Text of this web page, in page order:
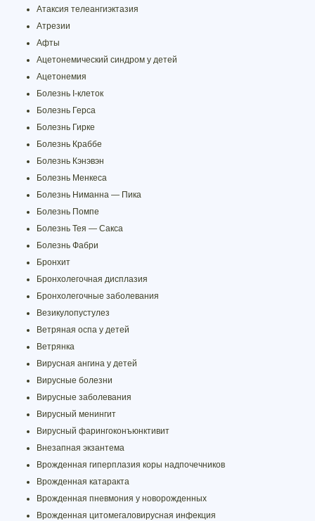
Атаксия телеангиэктазия
Атрезии
Афты
Ацетонемический синдром у детей
Ацетонемия
Болезнь I-клеток
Болезнь Герса
Болезнь Гирке
Болезнь Краббе
Болезнь Кэнэвэн
Болезнь Менкеса
Болезнь Ниманна — Пика
Болезнь Помпе
Болезнь Тея — Сакса
Болезнь Фабри
Бронхит
Бронхолегочная дисплазия
Бронхолегочные заболевания
Везикулопустулез
Ветряная оспа у детей
Ветрянка
Вирусная ангина у детей
Вирусные болезни
Вирусные заболевания
Вирусный менингит
Вирусный фарингоконъюнктивит
Внезапная экзантема
Врожденная гиперплазия коры надпочечников
Врожденная катаракта
Врожденная пневмония у новорожденных
Врожденная цитомегаловирусная инфекция